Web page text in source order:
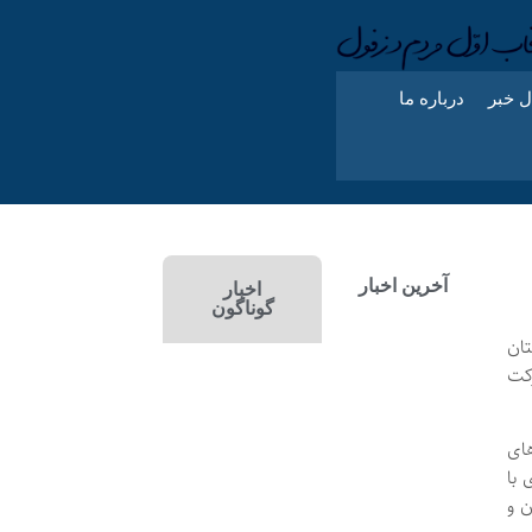
خبر درباره ما
با
و
آخرین اخبار
اخبار
گوناگون